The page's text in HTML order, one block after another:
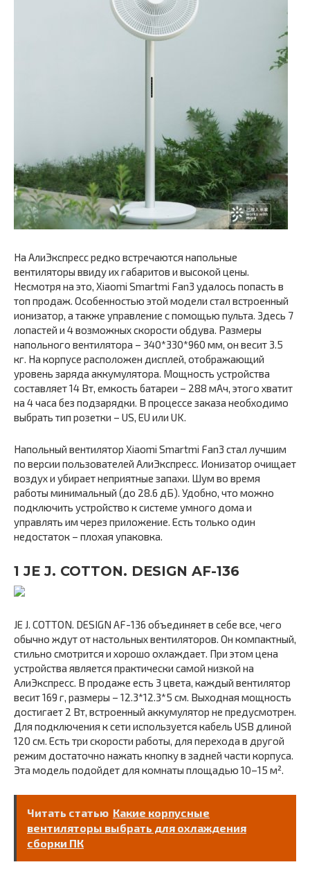
На АлиЭкспресс редко встречаются напольные
вентиляторы ввиду их габаритов и высокой цены.
Несмотря на это, Xiaomi Smartmi Fan3 удалось попасть в
топ продаж. Особенностью этой модели стал встроенный
ионизатор, а также управление с помощью пульта. Здесь 7
лопастей и 4 возможных скорости обдува. Размеры
напольного вентилятора – 340*330*960 мм, он весит 3.5
кг. На корпусе расположен дисплей, отображающий
уровень заряда аккумулятора. Мощность устройства
составляет 14 Вт, емкость батареи – 288 мАч, этого хватит
на 4 часа без подзарядки. В процессе заказа необходимо
выбрать тип розетки – US, EU или UK.
Напольный вентилятор Xiaomi Smartmi Fan3 стал лучшим
по версии пользователей АлиЭкспресс. Ионизатор очищает
воздух и убирает неприятные запахи. Шум во время
работы минимальный (до 28.6 дБ). Удобно, что можно
подключить устройство к системе умного дома и
управлять им через приложение. Есть только один
недостаток – плохая упаковка.
1 JE J. COTTON. DESIGN AF-136
JE J. COTTON. DESIGN AF-136 объединяет в себе все, чего
обычно ждут от настольных вентиляторов. Он компактный,
стильно смотрится и хорошо охлаждает. При этом цена
устройства является практически самой низкой на
АлиЭкспресс. В продаже есть 3 цвета, каждый вентилятор
весит 169 г, размеры – 12.3*12.3*5 см. Выходная мощность
достигает 2 Вт, встроенный аккумулятор не предусмотрен.
Для подключения к сети используется кабель USB длиной
120 см. Есть три скорости работы, для перехода в другой
режим достаточно нажать кнопку в задней части корпуса.
Эта модель подойдет для комнаты площадью 10–15 м².
Читать статью Какие корпусные
вентиляторы выбрать для охлаждения
сборки ПК